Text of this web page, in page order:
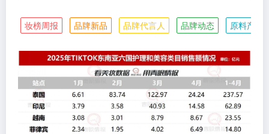
妆榜周报 品牌新品 品牌代言人 品牌动态 原料产业